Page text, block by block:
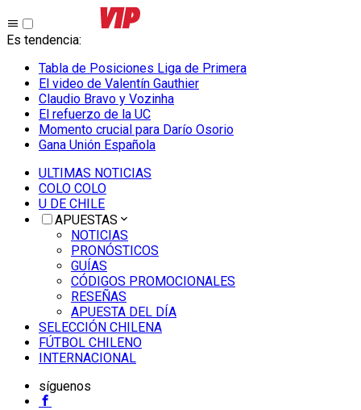
Es tendencia:
Tabla de Posiciones Liga de Primera
El video de Valentín Gauthier
Claudio Bravo y Vozinha
El refuerzo de la UC
Momento crucial para Darío Osorio
Gana Unión Española
ULTIMAS NOTICIAS
COLO COLO
U DE CHILE
APUESTAS
NOTICIAS
PRONÓSTICOS
GUÍAS
CÓDIGOS PROMOCIONALES
RESEÑAS
APUESTA DEL DÍA
SELECCIÓN CHILENA
FÚTBOL CHILENO
INTERNACIONAL
síguenos